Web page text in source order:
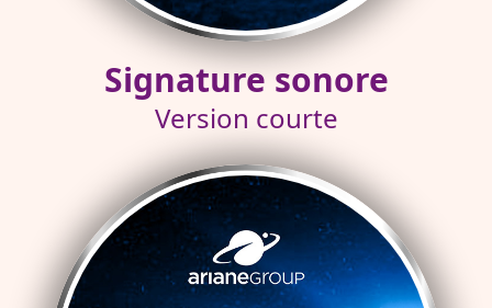
Signature sonore
Version courte